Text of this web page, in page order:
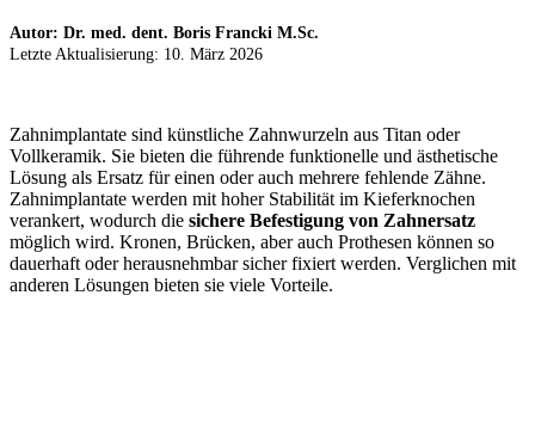
Autor: Dr. med. dent. Boris Francki M.Sc.
Letzte Aktualisierung: 10. März 2026
Zahnimplantate sind künstliche Zahnwurzeln aus Titan oder
Vollkeramik. Sie bieten die führende funktionelle und ästhetische
Lösung als Ersatz für einen oder auch mehrere fehlende Zähne.
Zahnimplantate werden mit hoher Stabilität im Kieferknochen
verankert, wodurch die sichere Befestigung von Zahnersatz
möglich wird. Kronen, Brücken, aber auch Prothesen können so
dauerhaft oder herausnehmbar sicher fixiert werden. Verglichen mit
anderen Lösungen bieten sie viele Vorteile.